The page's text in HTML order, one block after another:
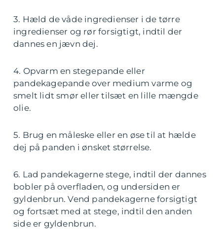
3. Hæld de våde ingredienser i de tørre
ingredienser og rør forsigtigt, indtil der
dannes en jævn dej.
4. Opvarm en stegepande eller
pandekagepande over medium varme og
smelt lidt smør eller tilsæt en lille mængde
olie.
5. Brug en måleske eller en øse til at hælde
dej på panden i ønsket størrelse.
6. Lad pandekagerne stege, indtil der dannes
bobler på overfladen, og undersiden er
gyldenbrun. Vend pandekagerne forsigtigt
og fortsæt med at stege, indtil den anden
side er gyldenbrun.